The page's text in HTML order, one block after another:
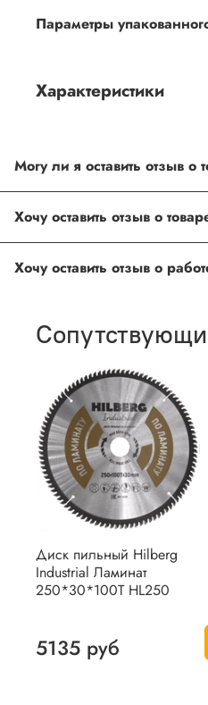
Параметры
Характеристики
Могу ли я оставить отзыв о
товарах проходят модерацию.
Хочу оставить отзыв о
ingco.or.itk@gmail.com;
Хочу оставить отзыв о
Ваш отзыв о товаре,
Диск пильный Hilberg
Industrial Ламинат
250*30*100Т HL250
5135 руб